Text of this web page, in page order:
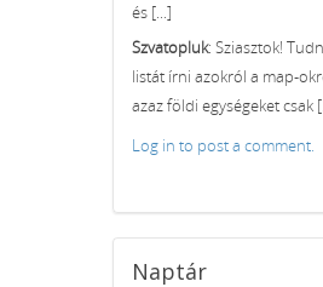
és [...]
Szvatopluk: Sziasztok!
listát írni azokról a map-
azaz földi egységeket csak
Log in to post a comment.
Naptár